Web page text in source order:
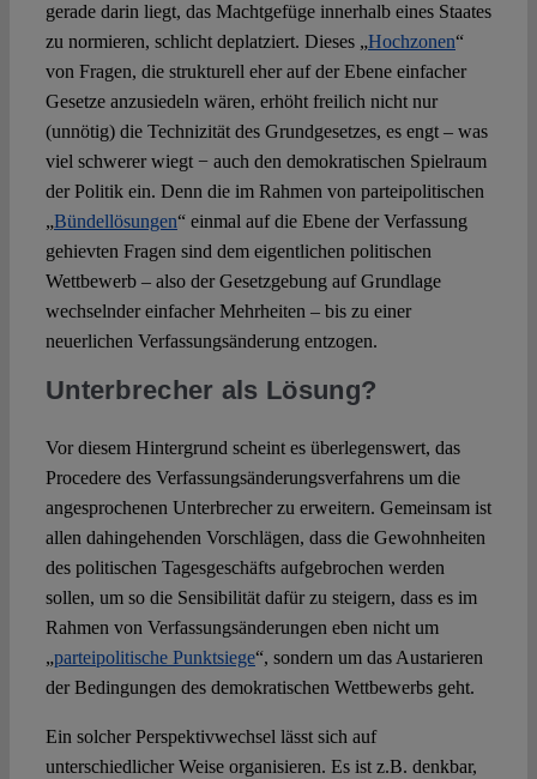
gerade darin liegt, das Machtgefüge innerhalb eines Staates
zu normieren, schlicht deplatziert. Dieses „Hochzonen“
von Fragen, die strukturell eher auf der Ebene einfacher
Gesetze anzusiedeln wären, erhöht freilich nicht nur
(unnötig) die Technizität des Grundgesetzes, es engt – was
viel schwerer wiegt − auch den demokratischen Spielraum
der Politik ein. Denn die im Rahmen von parteipolitischen
„Bündellösungen“ einmal auf die Ebene der Verfassung
gehievten Fragen sind dem eigentlichen politischen
Wettbewerb ‒ also der Gesetzgebung auf Grundlage
wechselnder einfacher Mehrheiten ‒ bis zu einer
neuerlichen Verfassungsänderung entzogen.
Unterbrecher als Lösung?
Vor diesem Hintergrund scheint es überlegenswert, das
Procedere des Verfassungsänderungsverfahrens um die
angesprochenen Unterbrecher zu erweitern. Gemeinsam ist
allen dahingehenden Vorschlägen, dass die Gewohnheiten
des politischen Tagesgeschäfts aufgebrochen werden
sollen, um so die Sensibilität dafür zu steigern, dass es im
Rahmen von Verfassungsänderungen eben nicht um
„parteipolitische Punktsiege“, sondern um das Austarieren
der Bedingungen des demokratischen Wettbewerbs geht.
Ein solcher Perspektivwechsel lässt sich auf
unterschiedlicher Weise organisieren. Es ist z.B. denkbar,